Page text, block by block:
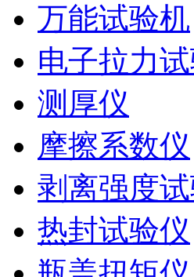
万能试验机
电子拉力
测厚仪
摩擦系数仪
剥离强度
热封试验仪